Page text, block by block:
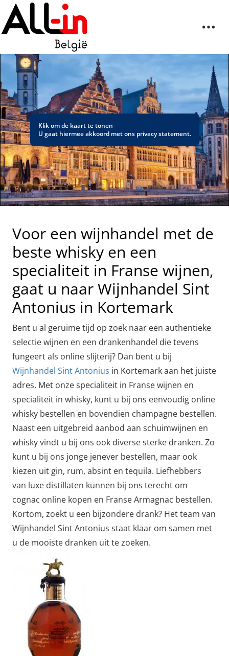
Klik om de kaart te tonen
U gaat hiermee akkoord met ons privacy statement.
Voor een wijnhandel met de
beste whisky en een
specialiteit in Franse wijnen,
gaat u naar Wijnhandel Sint
Antonius in Kortemark
Bent u al geruime tijd op zoek naar een authentieke
selectie wijnen en een drankenhandel die tevens
fungeert als online slijterij? Dan bent u bij
Wijnhandel Sint Antonius in Kortemark aan het juiste
adres. Met onze specialiteit in Franse wijnen en
specialiteit in whisky, kunt u bij ons eenvoudig online
whisky bestellen en bovendien champagne bestellen.
Naast een uitgebreid aanbod aan schuimwijnen en
whisky vindt u bij ons ook diverse sterke dranken. Zo
kunt u bij ons jonge jenever bestellen, maar ook
kiezen uit gin, rum, absint en tequila. Liefhebbers
van luxe distillaten kunnen bij ons terecht om
cognac online kopen en Franse Armagnac bestellen.
Kortom, zoekt u een bijzondere drank? Het team van
Wijnhandel Sint Antonius staat klaar om samen met
u de mooiste dranken uit te zoeken.